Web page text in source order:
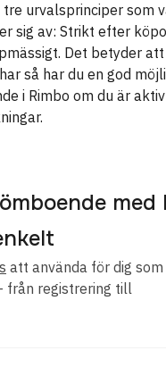
tre urvalsprinciper som
sig av: Strikt efter
Det betyder
så har du en god
i Rimbo om du är
med
att använda för dig som
från registrering till